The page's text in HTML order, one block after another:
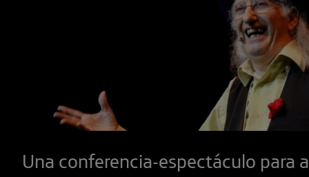
Una conferencia-espectáculo para